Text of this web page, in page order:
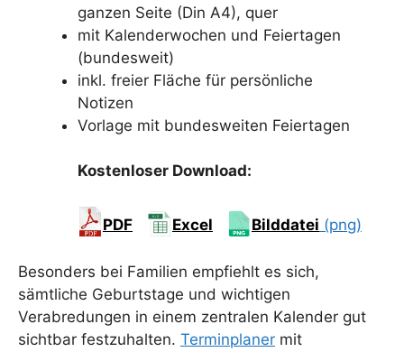
ganzen Seite (Din A4), quer
mit Kalenderwochen und Feiertagen
(bundesweit)
inkl. freier Fläche für persönliche
Notizen
Vorlage mit bundesweiten Feiertagen
Kostenloser Download:
PDF Excel Bilddatei (png)
Besonders bei Familien empfiehlt es sich,
sämtliche Geburtstage und wichtigen
Verabredungen in einem zentralen Kalender gut
sichtbar festzuhalten. Terminplaner mit